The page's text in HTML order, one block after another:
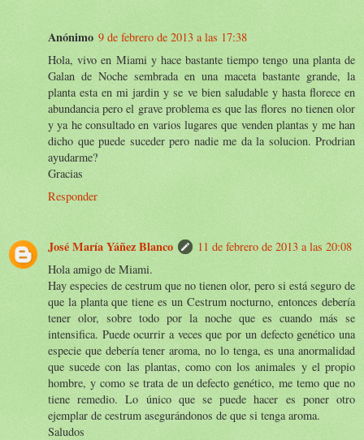
Anónimo 9 de febrero de 2013 a las 17:38
Hola, vivo en Miami y hace bastante tiempo tengo una planta de
Galan de Noche sembrada en una maceta bastante grande, la
planta esta en mi jardin y se ve bien saludable y hasta florece en
abundancia pero el grave problema es que las flores no tienen olor
y ya he consultado en varios lugares que venden plantas y me han
dicho que puede suceder pero nadie me da la solucion. Prodrian
ayudarme?
Gracias
Responder
José María Yáñez Blanco
11 de febrero de 2013 a las 20:08
Hola amigo de Miami.
Hay especies de cestrum que no tienen olor, pero si está seguro de
que la planta que tiene es un Cestrum nocturno, entonces debería
tener olor, sobre todo por la noche que es cuando más se
intensifica. Puede ocurrir a veces que por un defecto genético una
especie que debería tener aroma, no lo tenga, es una anormalidad
que sucede con las plantas, como con los animales y el propio
hombre, y como se trata de un defecto genético, me temo que no
tiene remedio. Lo único que se puede hacer es poner otro
ejemplar de cestrum asegurándonos de que si tenga aroma.
Saludos